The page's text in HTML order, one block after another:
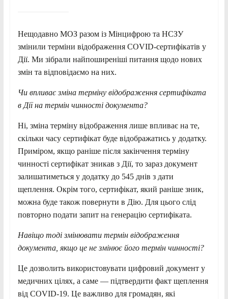
Нещодавно МОЗ разом із Мінцифрою та НСЗУ
змінили терміни відображення COVID-сертифікатів у
Дії. Ми зібрали найпоширеніші питання щодо нових
змін та відповідаємо на них.
Чи впливає зміна терміну відображення сертифіката
в Дії на термін чинності документа?
Ні, зміна терміну відображення лише впливає на те,
скільки часу сертифікат буде відображатись у додатку.
Приміром, якщо раніше після закінчення терміну
чинності сертифікат зникав з Дії, то зараз документ
залишатиметься у додатку до 545 днів з дати
щеплення. Окрім того, сертифікат, який раніше зник,
можна буде також повернути в Дію. Для цього слід
повторно подати запит на генерацію сертифіката.
Навіщо тоді змінювати термін відображення
документа, якщо це не змінює його термін чинності?
Це дозволить використовувати цифровий документ у
медичних цілях, а саме — підтвердити факт щеплення
від COVID-19. Це важливо для громадян, які